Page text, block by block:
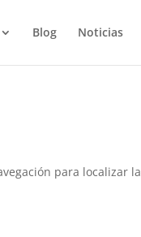
Blog Noticias
para localizar la